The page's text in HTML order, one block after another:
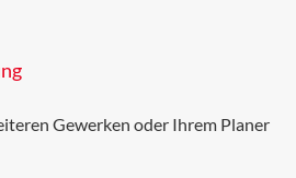
Gewerken oder Ihrem Planer